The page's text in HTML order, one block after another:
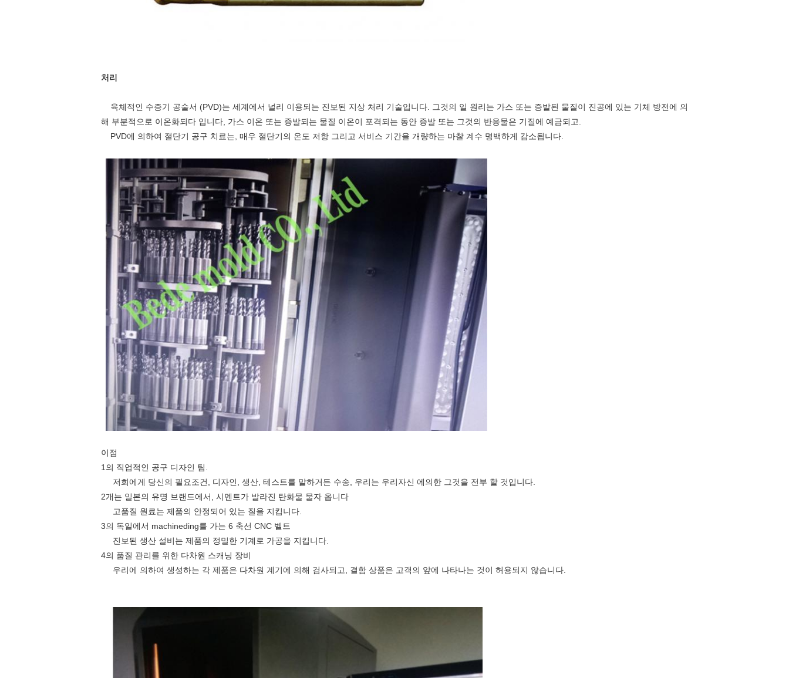
처리
육체적인 수증기 공술서 (PVD)는 세계에서 널리 이용되는 진보된 지상 처리 기술입니다. 그것의 일 원리는 가스 또는 증발된 물질이 진공에 있는 기체 방전에 의
해 부분적으로 이온화되다 입니다, 가스 이온 또는 증발되는 물질 이온이 포격되는 동안 증발 또는 그것의 반응물은 기질에 예금되고.
PVD에 의하여 절단기 공구 치료는, 매우 절단기의 온도 저항 그리고 서비스 기간을 개량하는 마찰 계수 명백하게 감소됩니다.
이점
1의 직업적인 공구 디자인 팀.
저희에게 당신의 필요조건, 디자인, 생산, 테스트를 말하거든 수송, 우리는 우리자신 에의한 그것을 전부 할 것입니다.
2개는 일본의 유명 브랜드에서, 시멘트가 발라진 탄화물 물자 옵니다
고품질 원료는 제품의 안정되어 있는 질을 지킵니다.
3의 독일에서 machineding를 가는 6 축선 CNC 벨트
진보된 생산 설비는 제품의 정밀한 기계로 가공을 지킵니다.
4의 품질 관리를 위한 다차원 스캐닝 장비
우리에 의하여 생성하는 각 제품은 다차원 계기에 의해 검사되고, 결함 상품은 고객의 앞에 나타나는 것이 허용되지 않습니다.